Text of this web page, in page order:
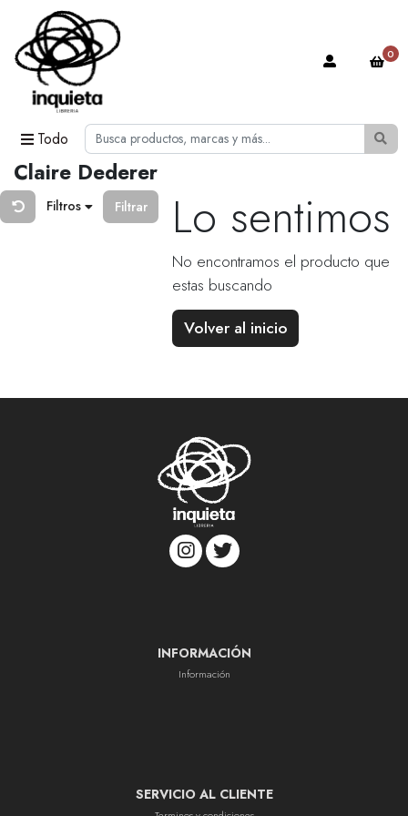
Todo
0
Claire Dederer
Filtros Filtrar Lo sentimos
No encontramos el producto que
estas buscando
Volver al inicio
INFORMACIÓN
Información
SERVICIO AL CLIENTE